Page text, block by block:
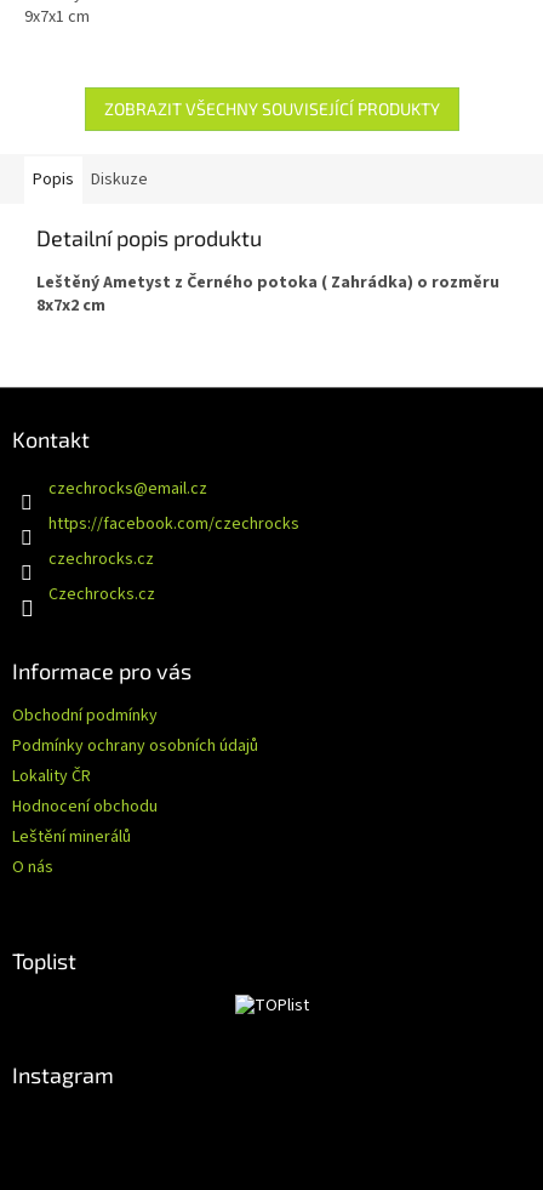
9x7x1 cm
ZOBRAZIT VŠECHNY SOUVISEJÍCÍ PRODUKTY
Popis Diskuze
Detailní popis produktu
Leštěný Ametyst z Černého potoka ( Zahrádka) o rozměru
8x7x2 cm
Kontakt
czechrocks@email.cz
https://facebook.com/czechrocks
czechrocks.cz
Czechrocks.cz
Informace pro vás
Obchodní podmínky
Podmínky ochrany osobních údajů
Lokality ČR
Hodnocení obchodu
Leštění minerálů
O nás
Toplist
Instagram